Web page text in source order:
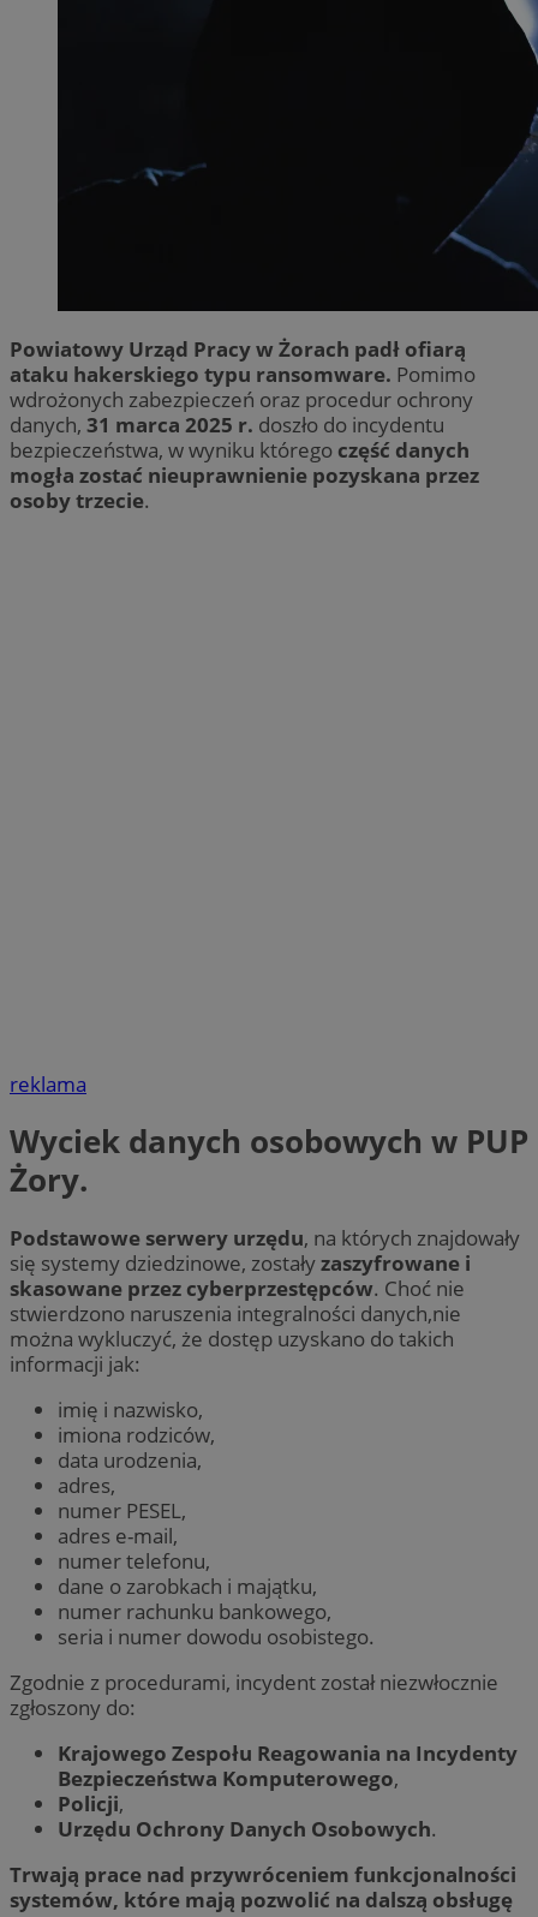
Powiatowy Urząd Pracy w Żorach padł ofiarą
ataku hakerskiego typu ransomware. Pomimo
wdrożonych zabezpieczeń oraz procedur ochrony
danych, 31 marca 2025 r. doszło do incydentu
bezpieczeństwa, w wyniku którego część danych
mogła zostać nieuprawnienie pozyskana przez
osoby trzecie.
reklama
Wyciek danych osobowych w PUP
Żory.
Podstawowe serwery urzędu, na których znajdowały
się systemy dziedzinowe, zostałyzaszyfrowane i
skasowane przez cyberprzestępców. Choć nie
stwierdzono naruszenia integralności danych,nie
można wykluczyć, że dostęp uzyskano do takich
informacji jak:
imię i nazwisko,
imiona rodziców,
data urodzenia,
adres,
numer PESEL,
adres e-mail,
numer telefonu,
dane o zarobkach i majątku,
numer rachunku bankowego,
seria i numer dowodu osobistego.
Zgodnie z procedurami, incydent został niezwłocznie
zgłoszony do:
Krajowego Zespołu Reagowania na Incydenty
Bezpieczeństwa Komputerowego,
Policji,
Urzędu Ochrony Danych Osobowych.
Trwają prace nad przywróceniem funkcjonalności
systemów, które mają pozwolić na dalszą obsługę